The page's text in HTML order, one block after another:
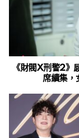
《財閥X刑警2》
席續集，